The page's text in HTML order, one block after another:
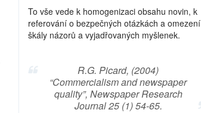
To vše vede k homogenizaci obsahu novin, k
referování o bezpečných otázkách a omezení
škály názorů a vyjadřovaných myšlenek.
R.G. Picard, (2004)
“Commercialism and newspaper
quality”, Newspaper Research
Journal 25 (1) 54-65.